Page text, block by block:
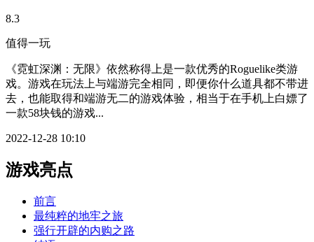
8.3
值得一玩
《霓虹深渊：无限》依然称得上是一款优秀的Roguelike类游
戏。游戏在玩法上与端游完全相同，即便你什么道具都不带进
去，也能取得和端游无二的游戏体验，相当于在手机上白嫖了
一款58块钱的游戏...
2022-12-28 10:10
游戏亮点
前言
最纯粹的地牢之旅
强行开辟的内购之路